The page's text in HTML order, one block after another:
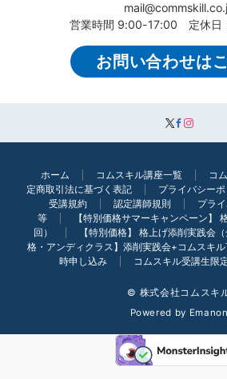
営業時間 9:00-17:00 定休日
お問い合わせは
ホーム コムスキル講座一覧 コ
定商取引法に基づく表記
プライバシー
受講規約
認定講師規則
プラ
等
【特別価格サマーキャンペーン】
回）
【特別価格】 格上げ添削実践会（
格・アンディクラス】添削実践会+コムスキ
時申し込み
コムスキル受講生限
© 株式会社コムスキ
Powered by Emanon